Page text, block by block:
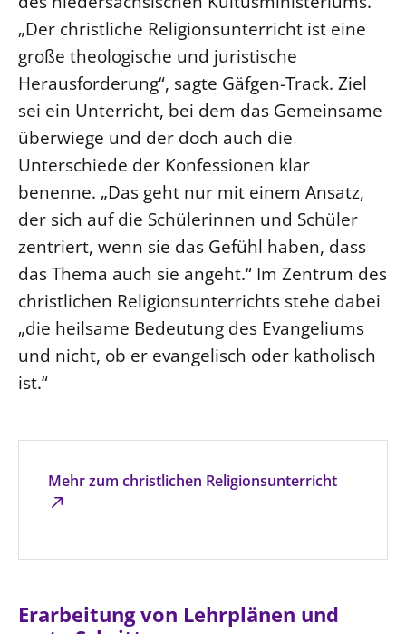
Mehr zum christlichen Religionsunterricht
„Der christliche Religionsunterricht ist eine
große theologische und juristische
Herausforderung“, sagte Gäfgen-Track. Ziel
sei ein Unterricht, bei dem das Gemeinsame
überwiege und der doch auch die
Unterschiede der Konfessionen klar
benenne. „Das geht nur mit einem Ansatz,
der sich auf die Schülerinnen und Schüler
zentriert, wenn sie das Gefühl haben, dass
das Thema auch sie angeht.“ Im Zentrum des
christlichen Religionsunterrichts stehe dabei
„die heilsame Bedeutung des Evangeliums
und nicht, ob er evangelisch oder katholisch
ist.“
Erarbeitung von Lehrplänen und
Beruf
Freie Stellen
BIBLIOTHEK & ARCHIV
SERVICE
Älterwerden im Pfarrberuf
Beteiligungsverfahren
Beschwerdestellen
Ephoralbüro
Finanzplanung
IT-Service
Kantine Speiseplan
Kunstreferat